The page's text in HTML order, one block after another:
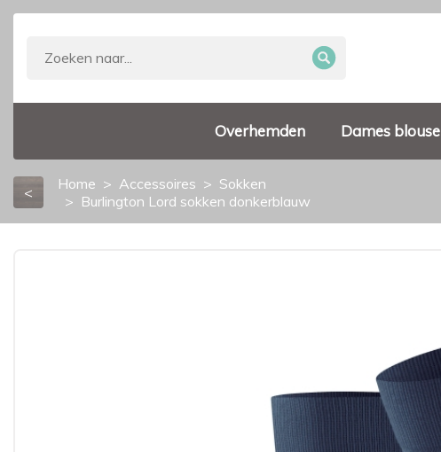
Overhemden Dames blouse
< Home Accessoires
Sokken
Burlington Lord sokken donkerblauw